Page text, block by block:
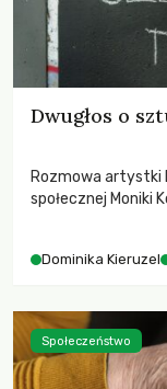
Dwugłos o
Rozmowa artystki
społecznej Moniki
Dominika Kieruzel
Społeczeństwo